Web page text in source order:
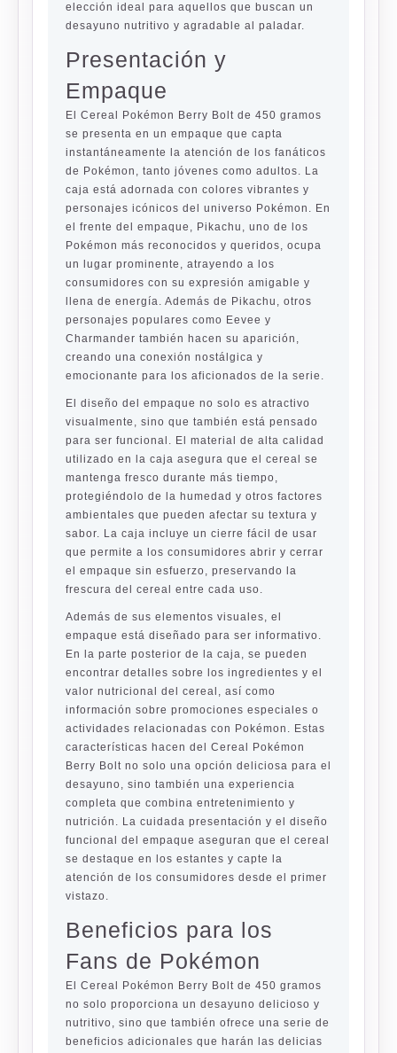
elección ideal para aquellos que buscan un
desayuno nutritivo y agradable al paladar.
Presentación y
Empaque
El Cereal Pokémon Berry Bolt de 450 gramos
se presenta en un empaque que capta
instantáneamente la atención de los fanáticos
de Pokémon, tanto jóvenes como adultos. La
caja está adornada con colores vibrantes y
personajes icónicos del universo Pokémon. En
el frente del empaque, Pikachu, uno de los
Pokémon más reconocidos y queridos, ocupa
un lugar prominente, atrayendo a los
consumidores con su expresión amigable y
llena de energía. Además de Pikachu, otros
personajes populares como Eevee y
Charmander también hacen su aparición,
creando una conexión nostálgica y
emocionante para los aficionados de la serie.
El diseño del empaque no solo es atractivo
visualmente, sino que también está pensado
para ser funcional. El material de alta calidad
utilizado en la caja asegura que el cereal se
mantenga fresco durante más tiempo,
protegiéndolo de la humedad y otros factores
ambientales que pueden afectar su textura y
sabor. La caja incluye un cierre fácil de usar
que permite a los consumidores abrir y cerrar
el empaque sin esfuerzo, preservando la
frescura del cereal entre cada uso.
Además de sus elementos visuales, el
empaque está diseñado para ser informativo.
En la parte posterior de la caja, se pueden
encontrar detalles sobre los ingredientes y el
valor nutricional del cereal, así como
información sobre promociones especiales o
actividades relacionadas con Pokémon. Estas
características hacen del Cereal Pokémon
Berry Bolt no solo una opción deliciosa para el
desayuno, sino también una experiencia
completa que combina entretenimiento y
nutrición. La cuidada presentación y el diseño
funcional del empaque aseguran que el cereal
se destaque en los estantes y capte la
atención de los consumidores desde el primer
vistazo.
Beneficios para los
Fans de Pokémon
El Cereal Pokémon Berry Bolt de 450 gramos
no solo proporciona un desayuno delicioso y
nutritivo, sino que también ofrece una serie de
beneficios adicionales que harán las delicias